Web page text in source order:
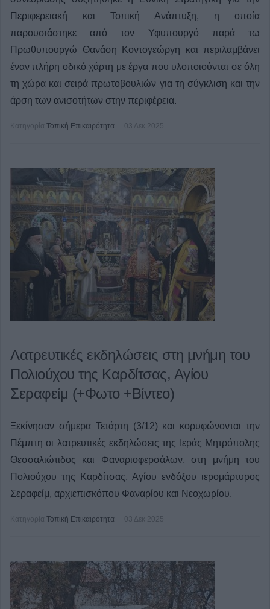
Περιφερειακή και Τοπική Ανάπτυξη, η οποία
παρουσιάστηκε από τον Υφυπουργό παρά τω
Πρωθυπουργώ Θανάση Κοντογεώργη και περιλαμβάνει
έναν πλήρη οδικό χάρτη με έργα που υλοποιούνται σε όλη
τη χώρα και σειρά πρωτοβουλιών για τη σύγκλιση και την
άρση των ανισοτήτων στην περιφέρεια.
Κατηγορία Τοπική Επικαιρότητα 03 Δεκ 2025
Λατρευτικές εκδηλώσεις στη μνήμη του
Πολιούχου της Καρδίτσας, Αγίου
Σεραφείμ (+Φωτο +Βίντεο)
Ξεκίνησαν σήμερα Τετάρτη (3/12) και κορυφώνονται την
Πέμπτη οι λατρευτικές εκδηλώσεις της Ιεράς Μητρόπολης
Θεσσαλιώτιδος και Φαναριοφερσάλων, στη μνήμη του
Πολιούχου της Καρδίτσας, Αγίου ενδόξου ιερομάρτυρος
Σεραφείμ, αρχιεπισκόπου Φαναρίου και Νεοχωρίου.
Κατηγορία Τοπική Επικαιρότητα 03 Δεκ 2025